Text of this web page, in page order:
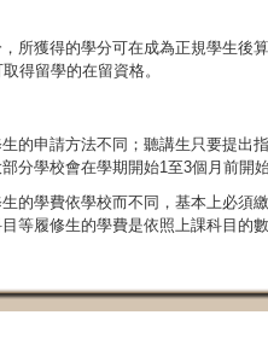
所獲得的學分可在成為正規學生後
得留學的在留資格。
的申請方法不同；聽講生只要提出
分學校會在學期開始1至3個月前開
的學費依學校而不同，基本上必須
等履修生的學費是依照上課科目的數